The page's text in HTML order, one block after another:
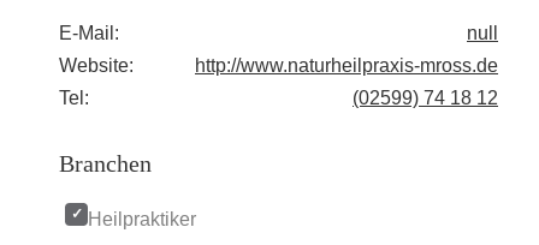
E-Mail:
null
Website:
http://www.naturheilpraxis-mross.de
Tel:
(02599) 74 18 12
Branchen
Heilpraktiker